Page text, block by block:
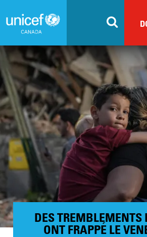
to
content
DES TREMBLEMENTS
ONT FRAPPÉ LE